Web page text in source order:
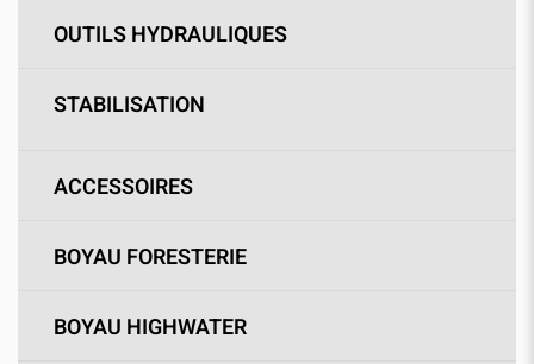
OUTILS HYDRAULIQUES
STABILISATION
ACCESSOIRES
BOYAU FORESTERIE
BOYAU HIGHWATER